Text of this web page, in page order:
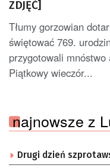
ZDJĘĆ]
Tłumy gorzowian
świętować 769.
przygotowali mnóstwo
Piątkowy wieczór...
najnowsze z
Drugi dzień